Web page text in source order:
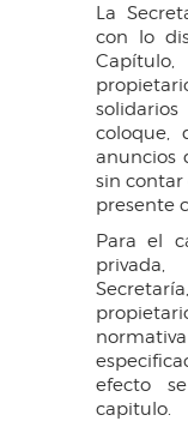
La
con lo
coloque,
anuncios
sin contar
presente
Para el
efecto
capitulo.